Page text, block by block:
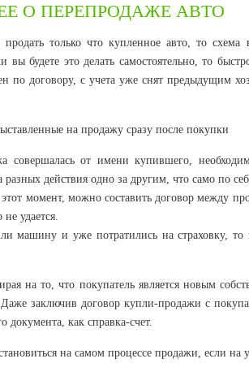
О ПЕРЕПРОДАЖЕ АВТО
только что купленное авто, то схема
вы будете это делать самостоятельно, то
по договору, с учета уже снят предыдущим
совершалась от имени купившего,
разных действия одно за другим, что само по
момент, можно составить договор между
не удается.
машину и уже потратились на страховку,
на то, что покупатель является новым
Даже заключив договор купли-продажи с
документа, как справка-счет.
на самом процессе продажи, если